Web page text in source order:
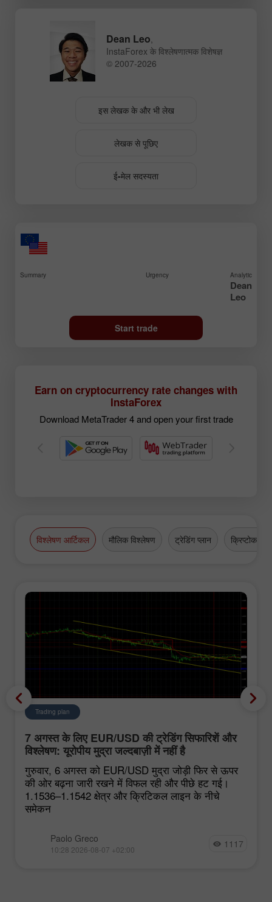
Dean Leo,
InstaForex के विश्लेषणात्मक विशेषज्ञ
© 2007-2026
इस लेखक के और भी लेख
लेखक से पूछिए
ई-मेल सदस्यता
Summary Urgency Analytic
Dean
Leo
Start trade
Earn on cryptocurrency rate changes with
InstaForex
Download MetaTrader 4 and open your first trade
विश्लेषण आर्टिकल मौलिक विश्लेषण ट्रेडिंग प्लान क्रिप्टोकरेंसी
Trading plan
7 अगस्त के लिए EUR/USD की ट्रेडिंग सिफारिशें और
विश्लेषण: यूरोपीय मुद्रा जल्दबाज़ी में नहीं है
गुरुवार, 6 अगस्त को EUR/USD मुद्रा जोड़ी फिर से ऊपर
की ओर बढ़ना जारी रखने में विफल रही और पीछे हट गई।
1.1536–1.1542 क्षेत्र और क्रिटिकल लाइन के नीचे
समेकन
Paolo Greco
10:28 2026-08-07 +02:00 1117